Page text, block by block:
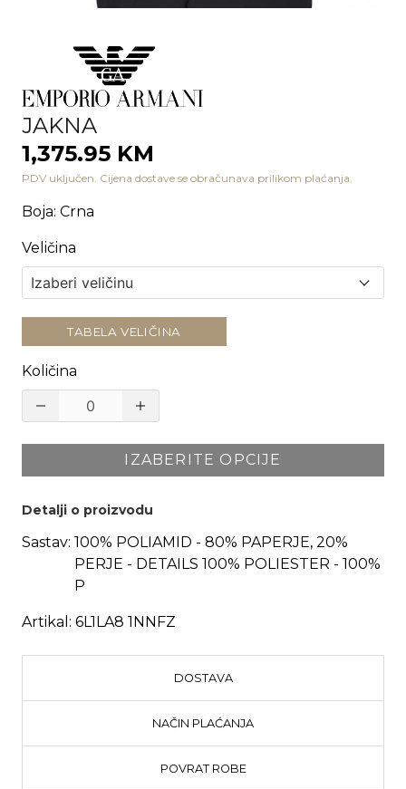
JAKNA
1,375.95 KM
PDV uključen. Cijena dostave se obračunava prilikom plaćanja.
Boja: Crna
Veličina
TABELA VELIČINA
Količina
IZABERITE OPCIJE
Detalji o proizvodu
Sastav: 100% POLIAMID - 80% PAPERJE, 20%
PERJE - DETAILS 100% POLIESTER - 100%
P
Artikal: 6L1LA8 1NNFZ
DOSTAVA
NAČIN PLAĆANJA
POVRAT ROBE